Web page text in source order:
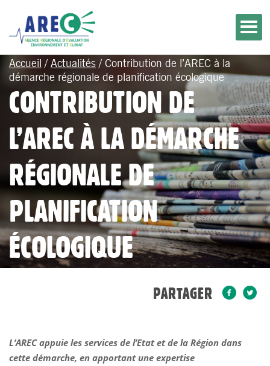
Accueil / Actualités / Contribution de l’AREC à la
démarche régionale de planification écologique
CONTRIBUTION DE
L’AREC À LA DÉMARCHE
RÉGIONALE DE
PLANIFICATION
ÉCOLOGIQUE
PARTAGER
L’AREC appuie les services de l’Etat et de la Région dans
cette démarche, en apportant une expertise